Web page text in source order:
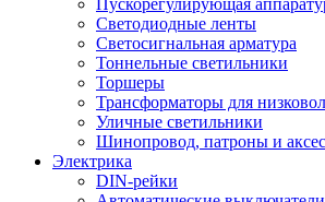
Светодиодные ленты
Светосигнальная арматура
Тоннельные светильники
Торшеры
Трансформаторы для
Уличные светильники
Шинопровод, патроны и
Электрика
DIN-рейки